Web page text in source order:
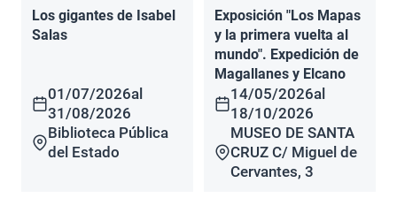
Los gigantes de Isabel
Salas
01/07/2026al
31/08/2026
Biblioteca Pública
del Estado
Exposición "Los Mapas
y la primera vuelta al
mundo". Expedición de
Magallanes y Elcano
14/05/2026al
18/10/2026
MUSEO DE SANTA
CRUZ C/ Miguel de
Cervantes, 3